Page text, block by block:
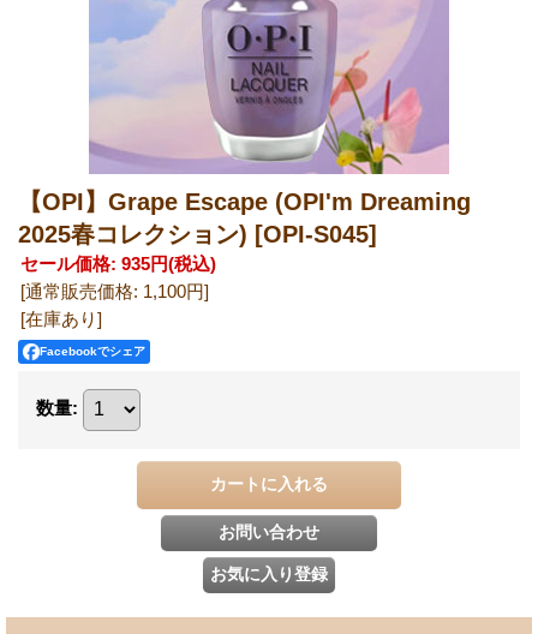
【OPI】Grape Escape (OPI'm Dreaming
2025春コレクション) [OPI-S045]
セール価格: 935円(税込)
[通常販売価格: 1,100円]
[在庫あり]
Facebookでシェア
数量: